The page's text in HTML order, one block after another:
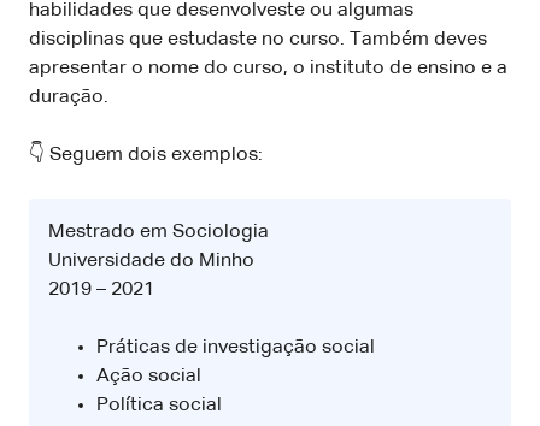
habilidades que desenvolveste ou algumas
disciplinas que estudaste no curso. Também deves
apresentar o nome do curso, o instituto de ensino e a
duração.
👇 Seguem dois exemplos:
Mestrado em Sociologia
Universidade do Minho
2019 – 2021
Práticas de investigação social
Ação social
Política social